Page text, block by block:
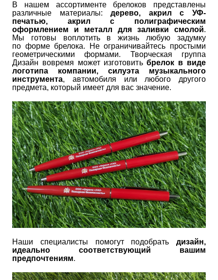
В нашем ассортименте брелоков представлены
различные материалы:дерево, акрил с УФ-
печатью, акрил с полиграфическим
оформлением и металл для заливки смолой.
Мы готовы воплотить в жизнь любую задумку
по форме брелока. Не ограничивайтесь простыми
геометрическими формами. Творческая группа
Дизайн вовремя может изготовитьбрелок в виде
логотипа компании, силуэта музыкального
инструмента, автомобиля или любого другого
предмета, который имеет для вас значение.
Наши специалисты помогут подобрать дизайн,
идеально соответствующий вашим
предпочтениям.